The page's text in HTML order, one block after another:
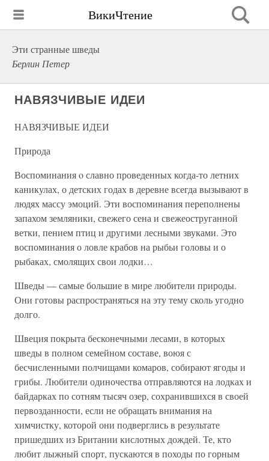
ВикиЧтение
Эти странные шведы
Берлин Петер
НАВЯЗЧИВЫЕ ИДЕИ
НАВЯЗЧИВЫЕ ИДЕИ
Природа
Воспоминания o славно проведенных когда-то летних
каникулах, о детских годах в деревне всегда вызывают в
людях массу эмоций. Эти воспоминания переполнены
запахом земляники, свежего сена и свежеоструганной
ветки, пением птиц и другими лесными звуками. Это
воспоминания о ловле крабов на рыбьи головы и о
рыбаках, смолящих свои лодки…
Шведы — самые большие в мире любители природы.
Они готовы распространяться на эту тему сколь угодно
долго.
Швеция покрыта бесконечными лесами, в которых
шведы в полном семейном составе, воюя с
бесчисленными полчищами комаров, собирают ягоды и
грибы. Любители одиночества отправляются на лодках и
байдарках по сотням тысяч озер, сохранившихся в своей
первозданности, если не обращать внимания на
химчистку, которой они подверглись в результате
пришедших из Британии кислотных дождей. Те, кто
любит лыжный спорт, пускаются в походы по горным